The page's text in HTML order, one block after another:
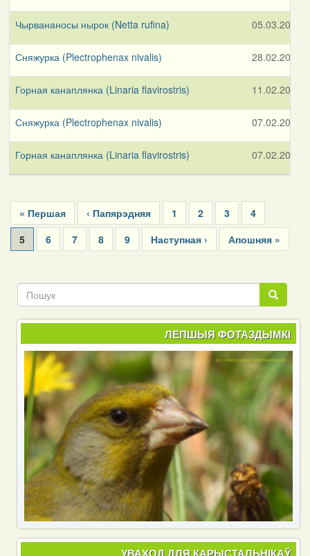
Чырвананосы нырок (Netta rufina) 05.03.2026
Сняжурка (Plectrophenax nivalis) 28.02.2026
Горная канаплянка (Linaria flavirostris) 11.02.2026
Сняжурка (Plectrophenax nivalis) 07.02.2026
Горная канаплянка (Linaria flavirostris) 07.02.2026
Pagination
First
page
« Першая
Previous
page
‹ Папярэдняя Page
1 Page
2 Page
3 Page
4
Current
page
5 Page
6 Page
7 Page
8 Page
9
Next
page
Наступная ›
Last
page
Апошняя »
Пошук
Пошук
ЛЕПШЫЯ ФОТАЗДЫМКІ